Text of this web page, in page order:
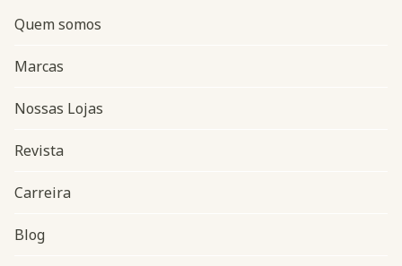
Navegação do rodapé
Quem somos
Marcas
Nossas Lojas
Revista
Carreira
Blog